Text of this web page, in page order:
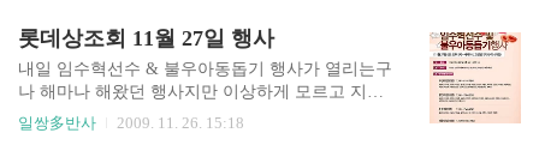
는구나 하지만... 찬바람이 부는 너무도 추운 날씨
였다 ㅡㅜ 경기장에 드러서고 분위기를 살펴보니
벌써 시구할 차례;;; 올해는 허남식이 안하는구나
다행! 시구는 안성기, 시타는 박은영 아나운서, 박
은영 아나운서가 맞춘게 더 신기하드만 ㅎㅎ 1회초
롯데상조회 11월 27일 행사
내일 임수혁선수 & 불우아동돕기 행사가 열리는구
나 해마나 해왔던 행사지만 이상하게 모르고 지나
치거나, 잊어버리기도 했는데 올해는 한번 참석해
일쌍多반사 2009. 11. 26. 15:18